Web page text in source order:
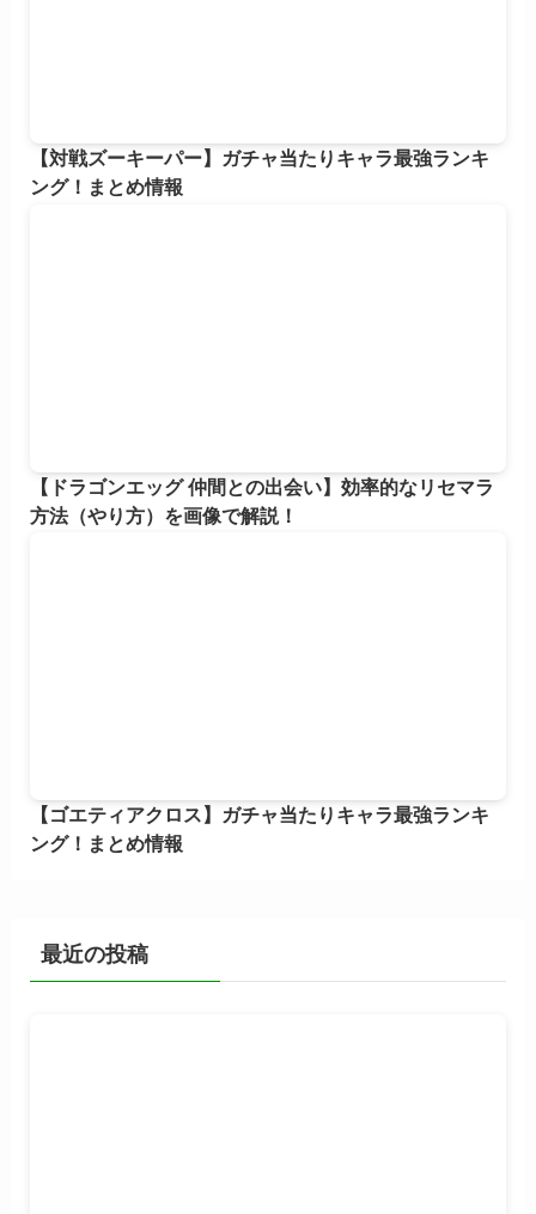
【対戦ズーキーパー】ガチャ当たりキャラ最強ランキ
ング！まとめ情報
【ドラゴンエッグ 仲間との出会い】効率的なリセマラ
方法（やり方）を画像で解説！
【ゴエティアクロス】ガチャ当たりキャラ最強ランキ
ング！まとめ情報
最近の投稿